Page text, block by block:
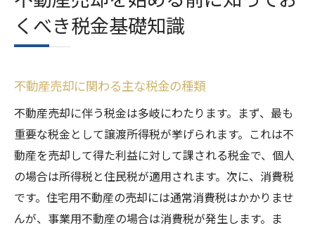
税金控除の方法と要件
不動産売却に関わる税金の種類とその対策方法
住民税の節税対策
固定資産税を考慮した売却判断
不動産売却に関する相続税対策
税金対策に有効な控除制度
不動産売却で手元に残る金額を最大化する税金
対策のコツ
くべき税金基礎知識
不動産売却に関わる主な税金の種類
不動産売却に伴う税金は多岐にわたります。まず、最も
重要な税金として譲渡所得税が挙げられます。これは不
動産を売却して得た利益に対して課される税金で、個人
の場合は所得税と住民税が適用されます。次に、消費税
です。住宅用不動産の売却には通常消費税はかかりませ
んが、事業用不動産の場合は消費税が発生します。ま